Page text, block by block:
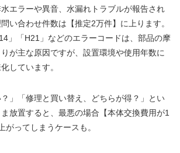
エラーや異音、水漏れトラブルが報告され
い合わせ件数は【推定2万件】に上ります。
」「H21」などのエラーコードは、部品の摩
が主な原因ですが、設置環境や使用年数に
しています。
？」「修理と買い替え、どちらが得？」とい
放置すると、最悪の場合【本体交換費用が1
がってしまうケースも。